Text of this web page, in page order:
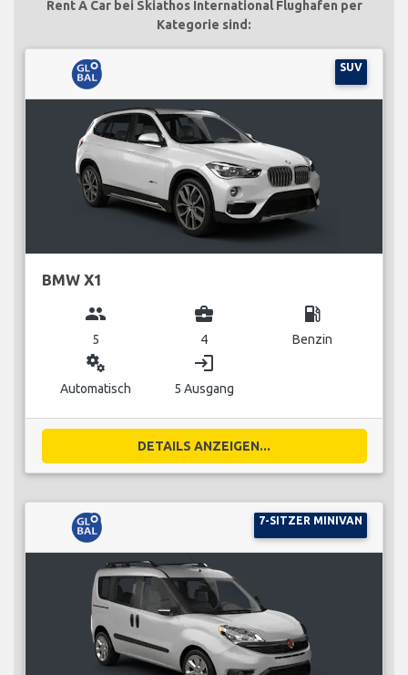
Rent A Car bei Skiathos International Flughafen per
Kategorie sind:
SUV
BMW X1
group
5
business_center
4
local_gas_station
Benzin
miscellaneous_services
Automatisch
login
5 Ausgang
DETAILS ANZEIGEN...
7-SITZER MINIVAN